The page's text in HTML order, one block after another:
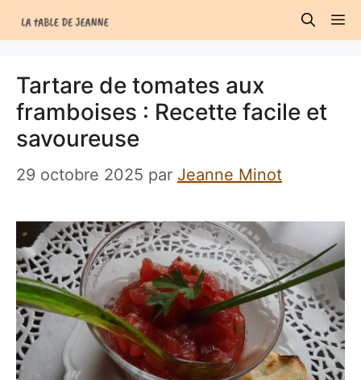
au
Tartare de tomates aux
framboises : Recette facile et
savoureuse
29 octobre 2025 par Jeanne Minot